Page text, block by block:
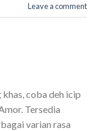
Leave a comment
coba deh icip
Tersedia
varian rasa